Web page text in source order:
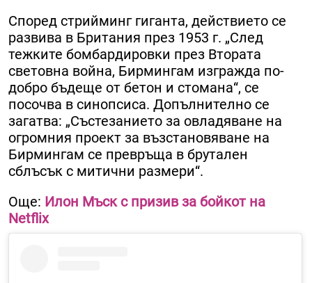
Според стрийминг гиганта, действието се
развива в Британия през 1953 г. „След
тежките бомбардировки през Втората
световна война, Бирмингам изгражда по-
добро бъдеще от бетон и стомана“, се
посочва в синопсиса. Допълнително се
загатва: „Състезанието за овладяване на
огромния проект за възстановяване на
Бирмингам се превръща в брутален
сблъсък с митични размери“.
Още: Илон Мъск с призив за бойкот на
Netflix